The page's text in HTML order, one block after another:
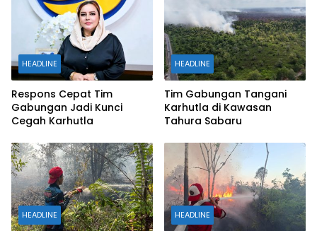
HEADLINE
Respons Cepat Tim
Gabungan Jadi Kunci
Cegah Karhutla
HEADLINE
Tim Gabungan Tangani
Karhutla di Kawasan
Tahura Sabaru
HEADLINE HEADLINE